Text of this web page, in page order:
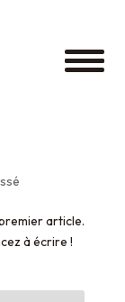
article.
à écrire !